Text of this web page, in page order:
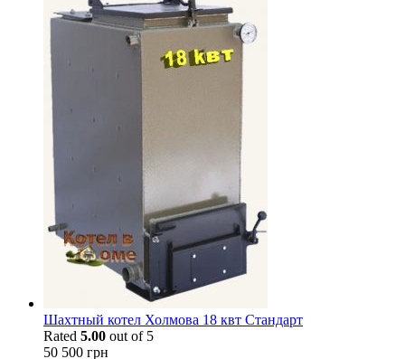
Шахтный котел Холмова 18 квт Стандарт
Rated 5.00 out of 5
50 500 грн